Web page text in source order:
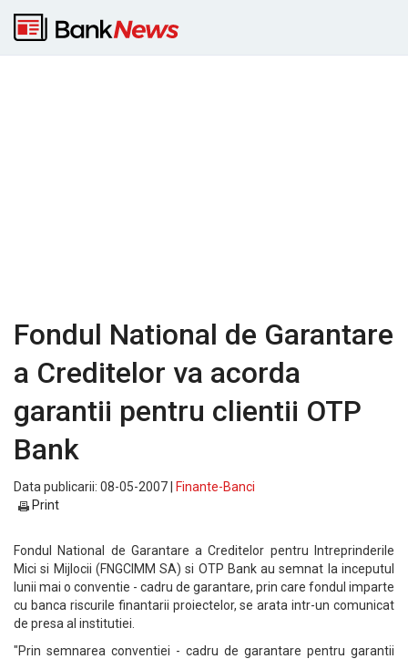
Fondul National de Garantare
a Creditelor va acorda
garantii pentru clientii OTP
Bank
Data publicarii: 08-05-2007 |
Finante-Banci
Print
Fondul National de Garantare a Creditelor pentru Intreprinderile
Mici si Mijlocii (FNGCIMM SA) si OTP Bank au semnat la inceputul
lunii mai o conventie - cadru de garantare, prin care fondul imparte
cu banca riscurile finantarii proiectelor, se arata intr-un comunicat
de presa al institutiei.
"Prin semnarea conventiei - cadru de garantare pentru garantii